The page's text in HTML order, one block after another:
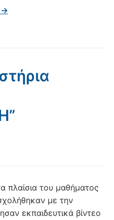
→
πλαίσια του μαθήματος
με την
εκπαιδευτικά βίντεο